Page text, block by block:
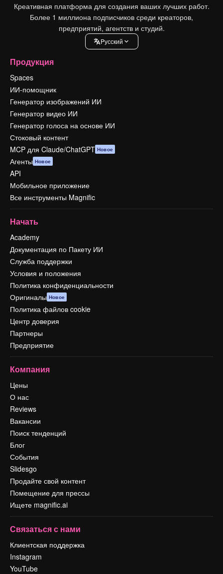
Креативная платформа для создания ваших лучших работ.
Более 1 миллиона подписчиков среди креаторов,
предприятий, агентств и студий.
Pусский
Продукция
Spaces
ИИ-помощник
Генератор изображений ИИ
Генератор видео ИИ
Генератор голоса на основе ИИ
Стоковый контент
MCP для Claude/ChatGPT Новое
Агенты Новое
API
Мобильное приложение
Все инструменты Magnific
Начать
Academy
Документация по Пакету ИИ
Служба поддержки
Условия и положения
Политика конфиденциальности
Оригиналы Новое
Политика файлов cookie
Центр доверия
Партнеры
Предприятие
Компания
Цены
О нас
Reviews
Вакансии
Поиск тенденций
Блог
События
Slidesgo
Продайте свой контент
Помещение для прессы
Ищете magnific.ai
Связаться с нами
Клиентская поддержка
Instagram
YouTube